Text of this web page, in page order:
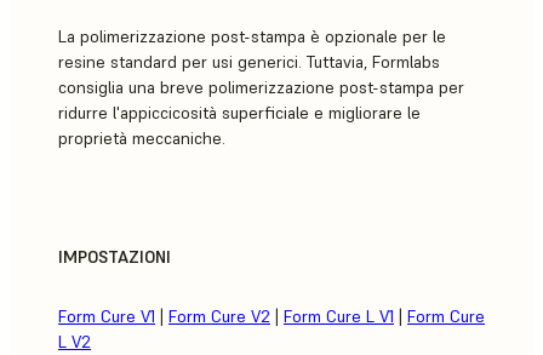
La polimerizzazione post-stampa è opzionale per le
resine standard per usi generici. Tuttavia, Formlabs
consiglia una breve polimerizzazione post-stampa per
ridurre l'appiccicosità superficiale e migliorare le
proprietà meccaniche.
IMPOSTAZIONI
Form Cure V1 Form Cure V2 Form Cure L V1
Form Cure
L V2